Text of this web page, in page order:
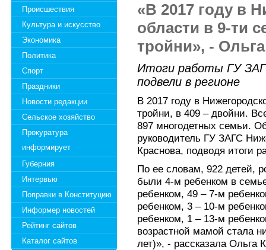
Происшествия
Культура и искусство
Экономика
Политика
Спорт
Праздники
Новости редакции
Сельское хозяйство
Прокуратура
информирует
Губерния
Интервью
Поправки в Конституцию
Информер новостей
Рейтинг сайтов
Каталог сайтов
«В 2017 году в
области в 9-ти
тройни», -
Итоги работы ГУ
подвели в регионе
В 2017 году в
тройни, в 409 – двойни.
897 многодетных семьи.
руководитель ГУ ЗАГС
Краснова, подводя итоги
По ее словам, 922 детей,
были 4-м ребенком в
ребенком, 49 – 7-м
ребенком, 3 – 10-м
ребенком, 1 – 13-м
возрастной мамой стала
лет)», - рассказала Ольга